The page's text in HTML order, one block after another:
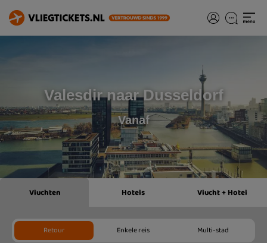
Valesdir naar Dusseldorf
Vanaf